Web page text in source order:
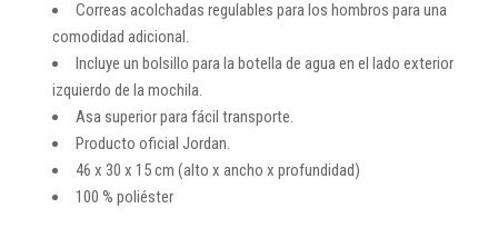
Correas acolchadas regulables para los hombros para una
comodidad adicional.
Incluye un bolsillo para la botella de agua en el lado exterior
izquierdo de la mochila.
Asa superior para fácil transporte.
Producto oficial Jordan.
46 x 30 x 15 cm (alto x ancho x profundidad)
100 % poliéster